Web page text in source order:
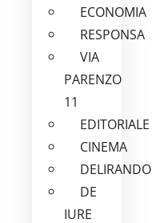
ECONOMIA
RESPONSA
VIA
PARENZO
11
EDITORIALE
CINEMA
DELIRANDO
DE
IURE